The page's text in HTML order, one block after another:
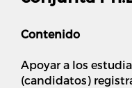
Contenido
Apoyar a los
(candidatos)